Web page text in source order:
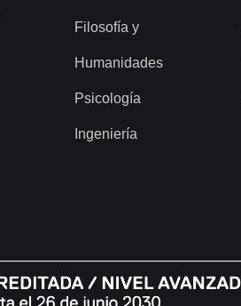
Filosofía y
Humanidades
Psicología
Ingeniería